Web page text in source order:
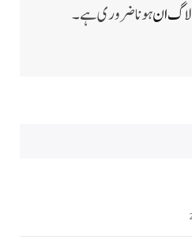
لاگ انہونا ضروری ہے۔